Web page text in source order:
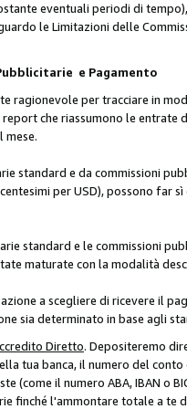
eventuali periodi di
le Limitazioni delle
e Pagamento
ragionevole per tracciare in
che riassumono le
mese.
standard e da commissioni
per USD), possono far
standard e le commissioni
maturate con la modalità
a scegliere di ricevere il
sia determinato in base agli
Diretto. Depositeremo
tua banca, il numero del
(come il numero ABA, IBAN o
finché l'ammontare totale a